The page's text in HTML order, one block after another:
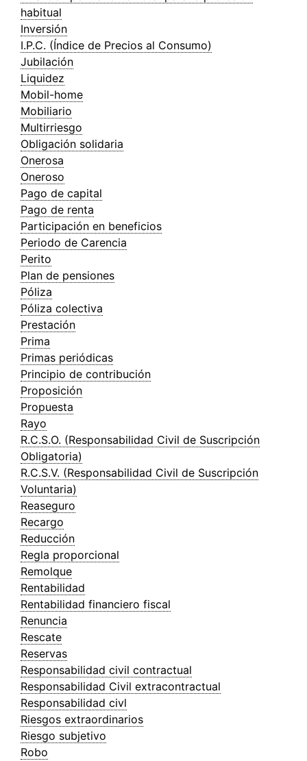
habitual
Inversión
I.P.C. (Índice de Precios al Consumo)
Jubilación
Liquidez
Mobil-home
Mobiliario
Multirriesgo
Obligación solidaria
Onerosa
Oneroso
Pago de capital
Pago de renta
Participación en beneficios
Periodo de Carencia
Perito
Plan de pensiones
Póliza
Póliza colectiva
Prestación
Prima
Primas periódicas
Principio de contribución
Proposición
Propuesta
Rayo
R.C.S.O. (Responsabilidad Civil de Suscripción
Obligatoria)
R.C.S.V. (Responsabilidad Civil de Suscripción
Voluntaria)
Reaseguro
Recargo
Reducción
Regla proporcional
Remolque
Rentabilidad
Rentabilidad financiero fiscal
Renuncia
Rescate
Reservas
Responsabilidad civil contractual
Responsabilidad Civil extracontractual
Responsabilidad civl
Riesgos extraordinarios
Riesgo subjetivo
Robo